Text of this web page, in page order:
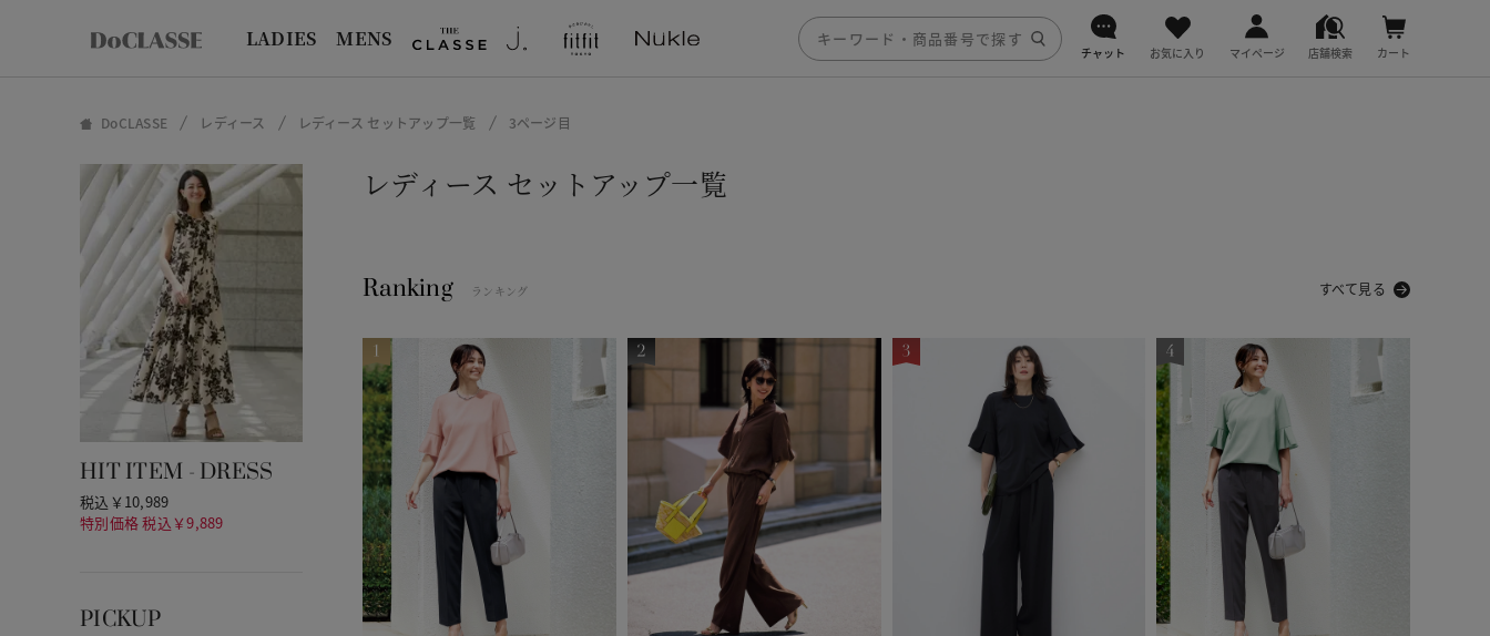
LADIES MENS
チャット お気に入り マイページ 店舗検索 カート
DoCLASSE レディース レディース セットアップ一覧 3ページ目
HIT ITEM - DRESS
税込￥10,989
特別価格 税込￥9,889
PICKUP
レディース セットアップ一覧
Ranking ランキング すべて見る